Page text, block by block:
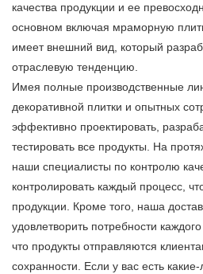
качества продукции и ее
основном включая мраморную
имеет внешний вид, который
отраслевую тенденцию.
Имея полные производственные
декоративной плитки и опытных
эффективно проектировать,
тестировать все продукты. На
наши специалисты по контролю
контролировать каждый процесс,
продукции. Кроме того, наша
удовлетворить потребности
что продукты отправляются
сохранности. Если у вас есть